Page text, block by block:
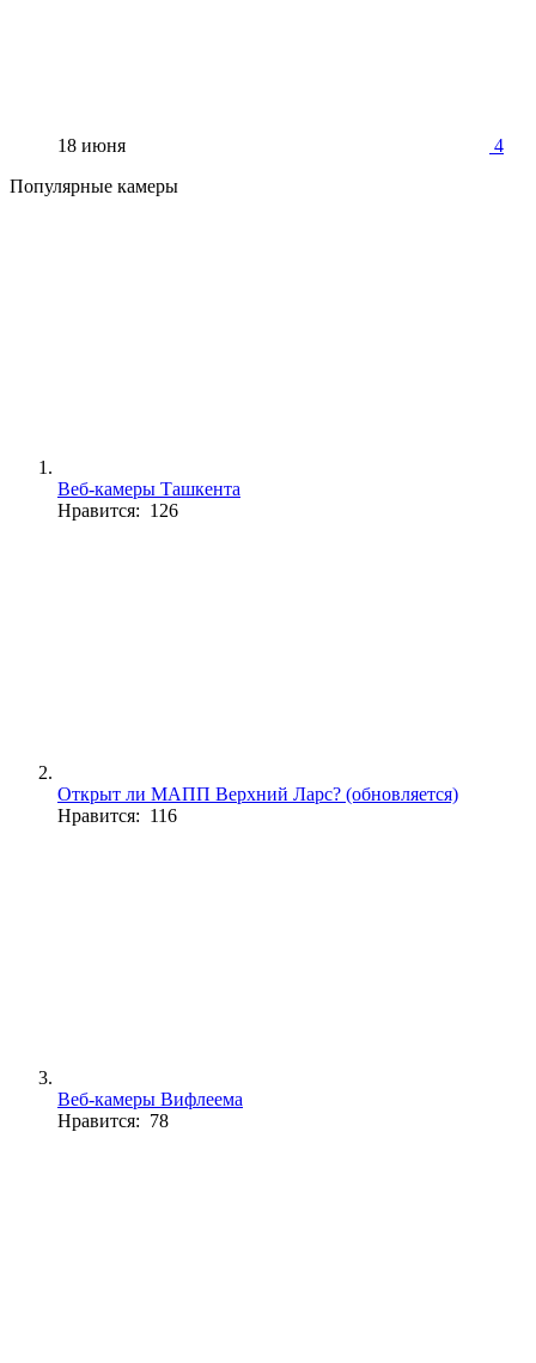
18 июня
4
Популярные камеры
Веб-камеры Ташкента
Нравится: 126
Открыт ли МАПП Верхний Ларс? (обновляется)
Нравится: 116
Веб-камеры Вифлеема
Нравится: 78